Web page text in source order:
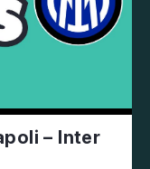
– Inter